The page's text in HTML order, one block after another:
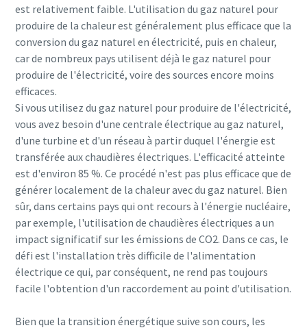
est relativement faible. L'utilisation du gaz naturel pour
produire de la chaleur est généralement plus efficace que la
conversion du gaz naturel en électricité, puis en chaleur,
car de nombreux pays utilisent déjà le gaz naturel pour
produire de l'électricité, voire des sources encore moins
efficaces.
Si vous utilisez du gaz naturel pour produire de l'électricité,
vous avez besoin d'une centrale électrique au gaz naturel,
d'une turbine et d'un réseau à partir duquel l'énergie est
transférée aux chaudières électriques. L'efficacité atteinte
est d'environ 85 %. Ce procédé n'est pas plus efficace que de
générer localement de la chaleur avec du gaz naturel. Bien
sûr, dans certains pays qui ont recours à l'énergie nucléaire,
par exemple, l'utilisation de chaudières électriques a un
impact significatif sur les émissions de CO2. Dans ce cas, le
défi est l'installation très difficile de l'alimentation
électrique ce qui, par conséquent, ne rend pas toujours
facile l'obtention d'un raccordement au point d'utilisation.
Bien que la transition énergétique suive son cours, les